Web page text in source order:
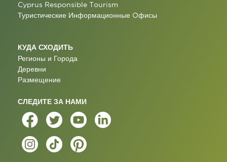
Cyprus Responsible Tourism
Туристические Информационные Oфисы
КУДА СХОДИТЬ
Регионы и Города
Деревни
Размещение
СЛЕДИТЕ ЗА НАМИ